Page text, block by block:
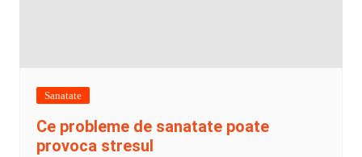
Sanatate
Ce probleme de sanatate poate
provoca stresul